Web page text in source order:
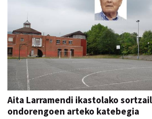
Aita Larramendi ikastolako
ondorengoen arteko katebegia